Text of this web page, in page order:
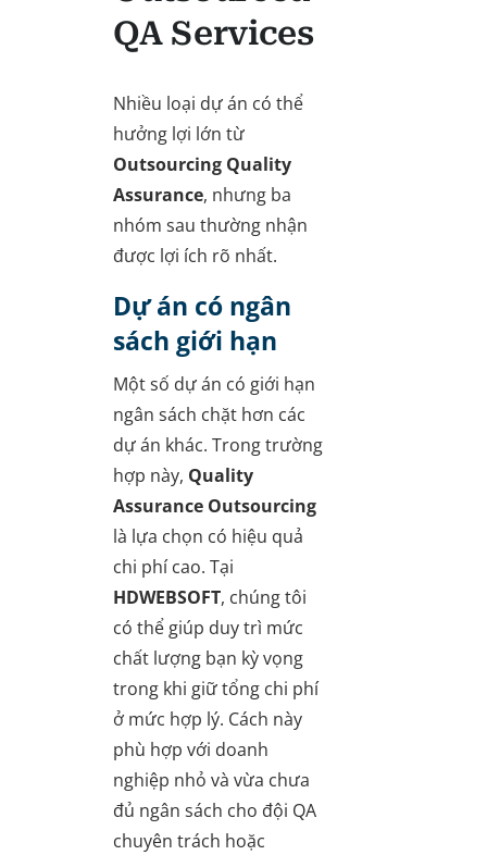
QA Services
Nhiều loại dự án có thể
hưởng lợi lớn từ
Outsourcing Quality
Assurance, nhưng ba
nhóm sau thường nhận
được lợi ích rõ nhất.
Dự án có ngân
sách giới hạn
Một số dự án có giới hạn
ngân sách chặt hơn các
dự án khác. Trong trường
hợp này, Quality
Assurance Outsourcing
là lựa chọn có hiệu quả
chi phí cao. Tại
HDWEBSOFT, chúng tôi
có thể giúp duy trì mức
chất lượng bạn kỳ vọng
trong khi giữ tổng chi phí
ở mức hợp lý. Cách này
phù hợp với doanh
nghiệp nhỏ và vừa chưa
đủ ngân sách cho đội QA
chuyên trách hoặc